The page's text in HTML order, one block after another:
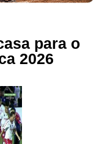
para o
2026